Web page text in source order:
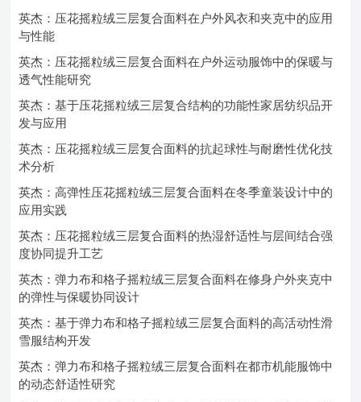
英杰：压花摇粒绒三层复合面料在户外风衣和夹克中的应用
与性能
英杰：压花摇粒绒三层复合面料在户外运动服饰中的保暖与
透气性能研究
英杰：基于压花摇粒绒三层复合结构的功能性家居纺织品开
发与应用
英杰：压花摇粒绒三层复合面料的抗起球性与耐磨性优化技
术分析
英杰：高弹性压花摇粒绒三层复合面料在冬季童装设计中的
应用实践
英杰：压花摇粒绒三层复合面料的热湿舒适性与层间结合强
度协同提升工艺
英杰：弹力布和格子摇粒绒三层复合面料在修身户外夹克中
的弹性与保暖协同设计
英杰：基于弹力布和格子摇粒绒三层复合面料的高活动性滑
雪服结构开发
英杰：弹力布和格子摇粒绒三层复合面料在都市机能服饰中
的动态舒适性研究